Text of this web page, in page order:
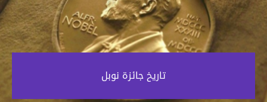
تاريخ جائزة نوبل‎